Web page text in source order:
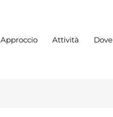
Approccio Attività Dove